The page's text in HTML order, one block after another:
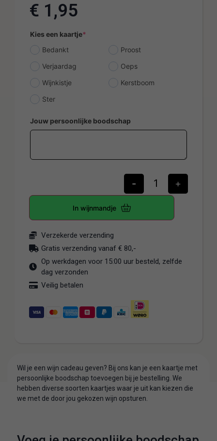
€ 1,95
Kies een kaartje*
Bedankt
Proost
Verjaardag
Oeps
Wijnkistje
Kerstboom
Ster
Jouw persoonlijke boodschap
- +
In wijnmandje
Verzekerde verzending
Gratis verzending vanaf € 80,-
Op werkdagen voor 15:00 uur besteld, zelfde
dag verzonden
Veilig betalen
Wil je een wijn cadeau geven? Bij ons kan je een kaartje met
persoonlijke boodschap toevoegen bij je bestelling. We
hebben diverse soorten kaartjes waar je uit kan kiezen die
we met de door jou gekozen wijn opsturen.